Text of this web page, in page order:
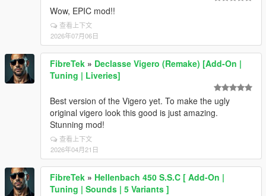
Wow, EPIC mod!!
查看上下文
2026年07月06日
FibreTek » Declasse Vigero (Remake) [Add-On |
Tuning | Liveries]
Best version of the Vigero yet. To make the ugly
original vigero look this good is just amazing.
Stunning mod!
查看上下文
2026年04月21日
FibreTek » Hellenbach 450 S.S.C [ Add-On |
Tuning | Sounds | 5 Variants ]